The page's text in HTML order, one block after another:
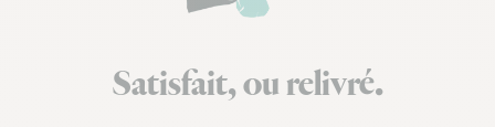
Satisfait, ou relivré.